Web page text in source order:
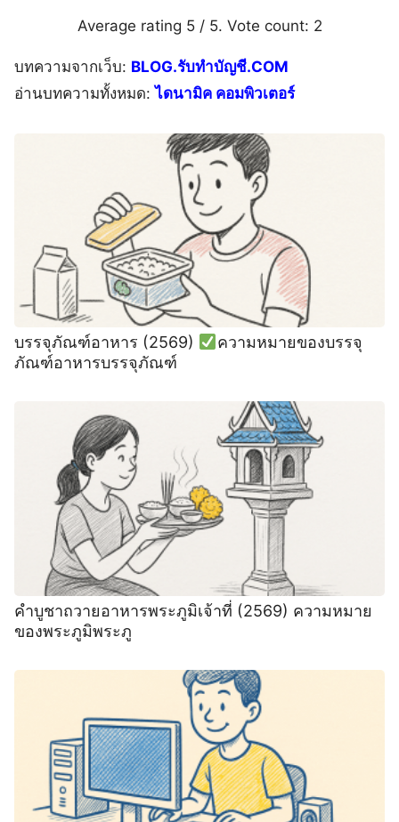
Average rating 5/ 5. Vote count: 2
บทความจากเว็บ: BLOG.รับทำบัญชี.COM
อ่านบทความทั้งหมด:ไดนามิค คอมพิวเตอร์
บรรจุภัณฑ์อาหาร (2569)
ความหมายของบรรจุ
ภัณฑ์อาหารบรรจุภัณฑ์
คำบูชาถวายอาหารพระภูมิเจ้าที่ (2569) ความหมาย
ของพระภูมิพระภู